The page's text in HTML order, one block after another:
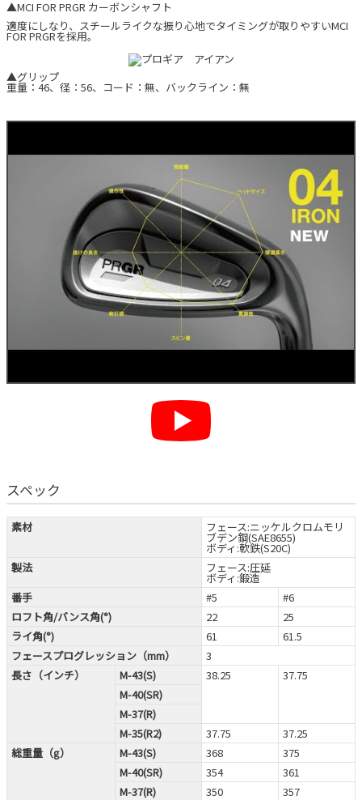
▲MCI FOR PRGR カーボンシャフト
適度にしなり、スチールライクな振り心地でタイミングが取りやすいMCI
FOR PRGRを採用。
▲グリップ
重量：46、径：56、コード：無、バックライン：無
スペック
素材 フェース:ニッケルクロムモリ
ブデン鋼(SAE8655)
ボディ:軟鉄(S20C)
製法
フェース:圧延
ボディ:鍛造
番手
#5
#6
ロフト角/バンス角(°)
22
25
ライ角(°)
61
61.5
フェースプログレッション（mm）
3
長さ（インチ）
M-43(S) 38.25
37.75
M-40(SR)
M-37(R)
M-35(R2)
37.75
37.25
総重量（g）
M-43(S) 368
375
M-40(SR)
354
361
M-37(R)
350
357